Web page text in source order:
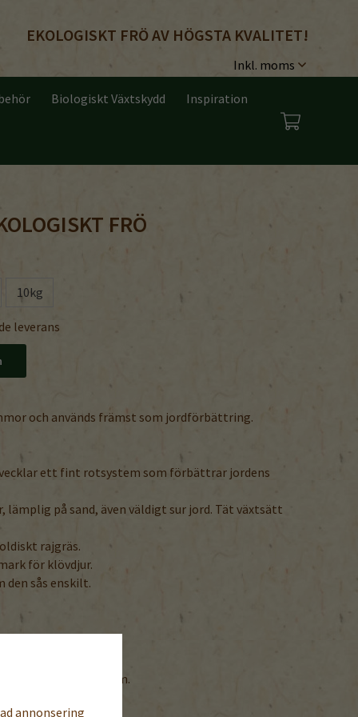
EKOLOGISKT FRÖ AV HÖGSTA KVALITET!
Biologiskt Växtskydd Inspiration
FRÖ
10kg
leverans
och används främst som jordförbättring.
ett fint rotsystem som förbättrar jordens
lämplig på sand, även väldigt sur jord. Tät växtsätt
rajgräs.
för klövdjur.
den sås enskilt.
ca 400 g/100 kvm.
annonsering